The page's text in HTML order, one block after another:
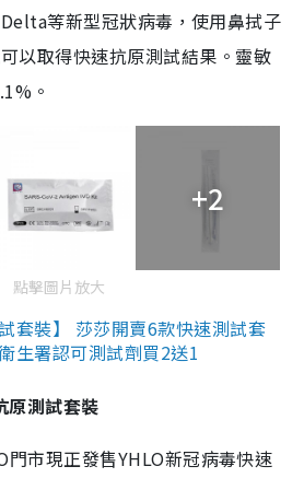
等新型冠狀病毒，使用鼻拭子
以取得快速抗原測試結果。靈敏
。
+2
點擊圖片放大
套裝】 莎莎開賣6款快速測試套
生署認可測試劑買2送1
原測試套裝
門市現正發售YHLO新冠病毒快速